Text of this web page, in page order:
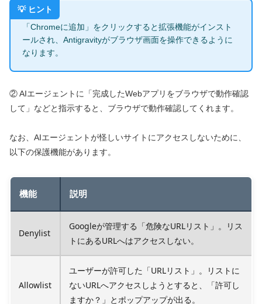
「Chromeに追加」をクリックすると拡張機能がインスト
ールされ、Antigravityがブラウザ画面を操作できるように
なります。
② AIエージェントに「完成したWebアプリをブラウザで動作確認
して」などと指示すると、ブラウザで動作確認してくれます。
なお、AIエージェントが怪しいサイトにアクセスしないために、
以下の保護機能があります。
機能 説明
Denylist
Googleが管理する「危険なURLリスト」。リス
トにあるURLへはアクセスしない。
Allowlist
ユーザーが許可した「URLリスト」。リストに
ないURLへアクセスしようとすると、「許可し
ますか？」とポップアップが出る。